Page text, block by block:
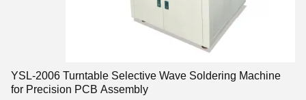
YSL-2006 Turntable Selective Wave Soldering Machine
for Precision PCB Assembly